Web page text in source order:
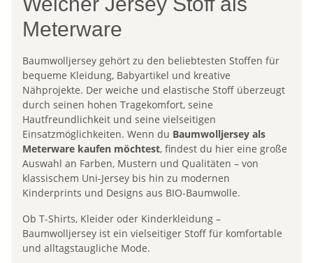
Meterware
Baumwolljersey gehört zu den beliebtesten Stoffen für
bequeme Kleidung, Babyartikel und kreative
Nähprojekte. Der weiche und elastische Stoff überzeugt
durch seinen hohen Tragekomfort, seine
Hautfreundlichkeit und seine vielseitigen
Einsatzmöglichkeiten. Wenn du Baumwolljersey als
Meterware kaufen möchtest, findest du hier eine große
Auswahl an Farben, Mustern und Qualitäten – von
klassischem Uni-Jersey bis hin zu modernen
Kinderprints und Designs aus BIO-Baumwolle.
Ob T-Shirts, Kleider oder Kinderkleidung –
Baumwolljersey ist ein vielseitiger Stoff für komfortable
und alltagstaugliche Mode.